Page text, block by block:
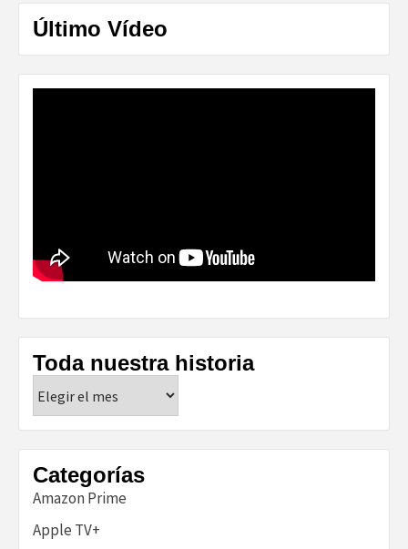
Último Vídeo
Toda nuestra historia
nuestra
historia
Categorías
Amazon Prime
Apple TV+